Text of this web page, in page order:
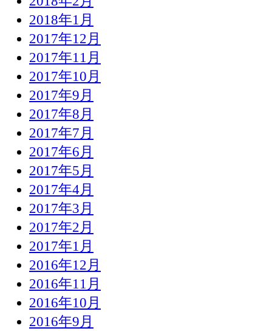
2018年1月
2017年12月
2017年11月
2017年10月
2017年9月
2017年8月
2017年7月
2017年6月
2017年5月
2017年4月
2017年3月
2017年2月
2017年1月
2016年12月
2016年11月
2016年10月
2016年9月